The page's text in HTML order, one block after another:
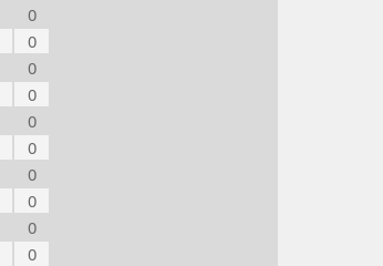
0
0
0
0
0
0
0
0
0
0